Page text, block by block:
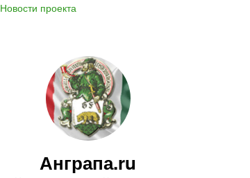
Новости проекта
Анграпа.ru